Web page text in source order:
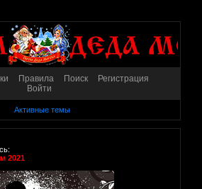
Правила Поиск
Регистрация
Войти
Активные темы
2021